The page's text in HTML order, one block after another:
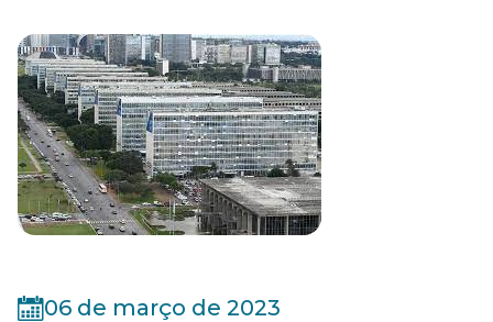
06 de março de 2023